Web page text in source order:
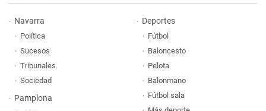
Navarra
Política
Sucesos
Tribunales
Sociedad
Pamplona
Deportes
Fútbol
Baloncesto
Pelota
Balonmano
Fútbol sala